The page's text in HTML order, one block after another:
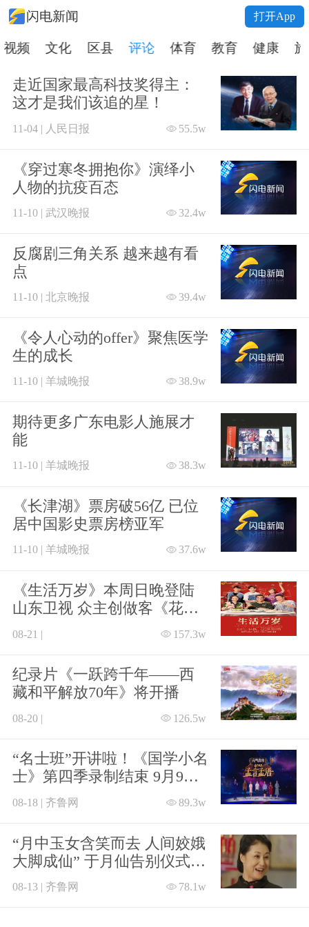
闪电新闻 打开App
视频 文化 区县 评论 体育 教育 健康
走近国家最高科技奖得主：
这才是我们该追的星！
11-04 | 人民日报 55.5w
《穿过寒冬拥抱你》演绎小
人物的抗疫百态
11-10 | 武汉晚报 32.4w
反腐剧三角关系 越来越有看
点
11-10 | 北京晚报 39.4w
《令人心动的offer》聚焦医学
生的成长
11-10 | 羊城晚报 38.9w
期待更多广东电影人施展才
能
11-10 | 羊城晚报 38.3w
《长津湖》票房破56亿 已位
居中国影史票房榜亚军
11-10 | 羊城晚报 37.6w
《生活万岁》本周日晚登陆
山东卫视 众主创做客《花漾
剧客厅》
08-21 | 157.3w
纪录片《一跃跨千年——西
藏和平解放70年》将开播
08-20 | 126.5w
“名士班”开讲啦！《国学小名
士》第四季录制结束 9月9日
起亮相山东卫视
08-18 | 齐鲁网 89.3w
“月中玉女含笑而去 人间姣娥
大脚成仙” 于月仙告别仪式举
行
08-13 | 齐鲁网 78.1w